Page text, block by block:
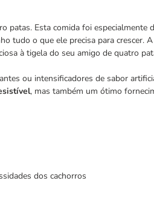
patas. Esta comida foi especialmente
tudo o que ele precisa para crescer.
à tigela do seu amigo de quatro
ou intensificadores de sabor
, mas também um ótimo
dos cachorros